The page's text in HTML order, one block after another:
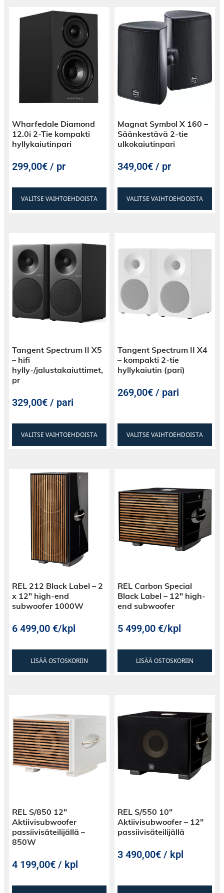
Wharfedale Diamond
12.0i 2-Tie kompakti
hyllykaiutinpari
299,00€ / pr
VALITSE VAIHTOEHDOISTA
Magnat Symbol X 160 –
Säänkestävä 2-tie
ulkokaiutinpari
349,00€ / pr
VALITSE VAIHTOEHDOISTA
Tangent Spectrum II X5
– hifi
hylly-/jalustakaiuttimet,
pr
329,00€ / pari
VALITSE VAIHTOEHDOISTA
Tangent Spectrum II X4
– kompakti 2-tie
hyllykaiutin (pari)
269,00€ / pari
VALITSE VAIHTOEHDOISTA
REL 212 Black Label – 2
x 12″ high-end
subwoofer 1000W
6 499,00€/kpl
LISÄÄ OSTOSKORIIN
REL Carbon Special
Black Label – 12″ high-
end subwoofer
5 499,00€/kpl
LISÄÄ OSTOSKORIIN
REL S/850 12″
Aktiivisubwoofer
passiivisäteilijällä –
850W
4 199,00€ / kpl
REL S/550 10″
Aktiivisubwoofer – 12″
passiivisäteilijällä
3 490,00€ / kpl